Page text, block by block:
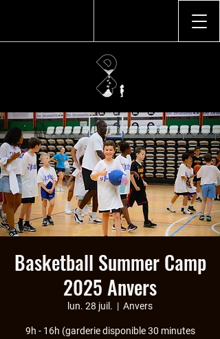
Basketball Summer Camp
2025 Anvers
lun. 28 juil.
  |
Anvers
9h - 16h (garderie disponible 30 minutes